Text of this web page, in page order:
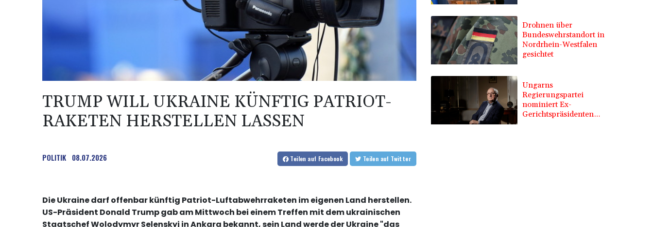
TRUMP WILL UKRAINE KÜNFTIG PATRIOT-
RAKETEN HERSTELLEN LASSEN
POLITIK 08.07.2026 Teilen auf Facebook Teilen auf Twitter
Die Ukraine darf offenbar künftig Patriot-Luftabwehrraketen im eigenen Land herstellen.
US-Präsident Donald Trump gab am Mittwoch bei einem Treffen mit dem ukrainischen
Staatschef Wolodymyr Selenskyj in Ankara bekannt, sein Land werde der Ukraine "das
Drohnen über
Bundeswehrstandort in
Nordrhein-Westfalen
gesichtet
Ungarns
Regierungspartei
nominiert Ex-
Gerichtspräsidenten